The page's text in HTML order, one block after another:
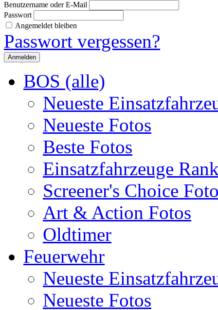
Benutzername oder E-Mail
Passwort
Angemeldet bleiben
Passwort vergessen?
BOS (alle)
Neueste
Neueste Fotos
Beste Fotos
Einsatzfahrzeuge
Screener's Choice
Art & Action Fotos
Oldtimer
Feuerwehr
Neueste
Neueste Fotos